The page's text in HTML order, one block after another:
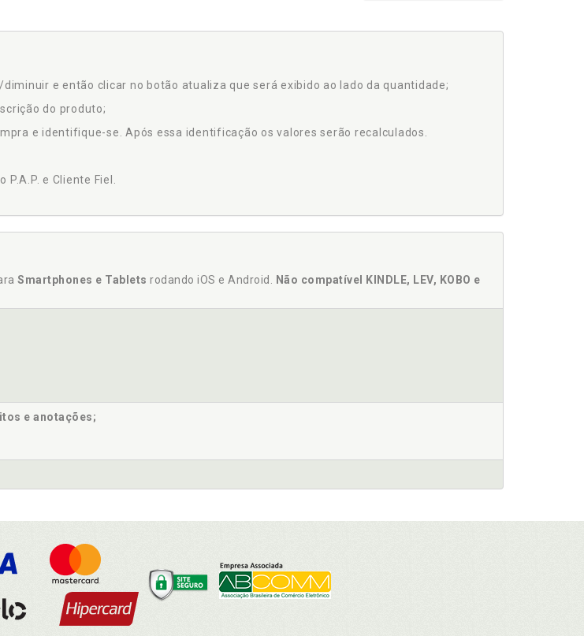
e então clicar no botão atualiza que será exibido ao lado da quantidade;
do produto;
e identifique-se. Após essa identificação os valores serão recalculados.
e Cliente Fiel.
Smartphones e Tablets rodando iOS e Android.
Não compatível KINDLE, LEV, KOBO e
e anotações;